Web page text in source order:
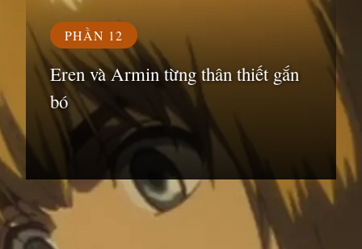
PHẦN 12
Eren và Armin từng thân thiết gắn
bó